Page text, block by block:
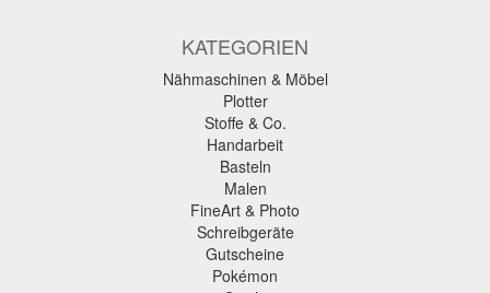
KATEGORIEN
Nähmaschinen & Möbel
Plotter
Stoffe & Co.
Handarbeit
Basteln
Malen
FineArt & Photo
Schreibgeräte
Gutscheine
Pokémon